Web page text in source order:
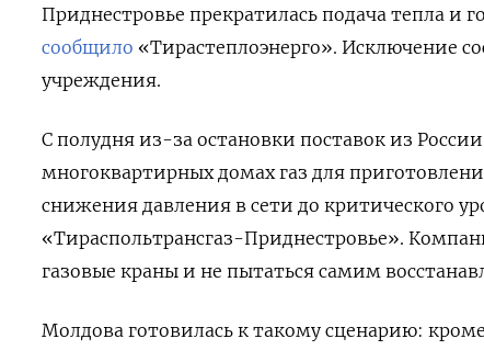
Приднестровье прекратилась подача тепла и
сообщило «Тирастеплоэнерго». Исключение
учреждения.
С полудня из-за остановки поставок из
многоквартирных домах газ для
снижения давления в сети до критического
«Тираспольтрансгаз-Приднестровье».
газовые краны и не пытаться самим
Молдова готовилась к такому сценарию: